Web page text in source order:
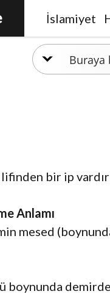
İslamiyet
bir ip vardır
Anlamı
mesed
boynunda